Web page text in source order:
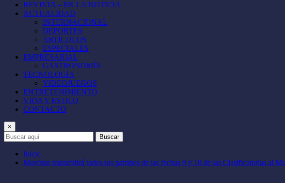
REVISTA – EN LA NOTICIA
ACTUALIDAD
INTERNACIONAL
DEPORTES
ARTÍCULOS
ESPECIALES
EMPRESARIAL
GASTRONOMÍA
TECNOLOGÍA
VIDEOJUEGOS
ENTRETENIMIENTO
VIDA Y ESTILO
CONTACTO
×
Buscar
Inicio
Movistar transmitirá todos los partidos de las fechas 9 y 10 de las Clasificatorias al